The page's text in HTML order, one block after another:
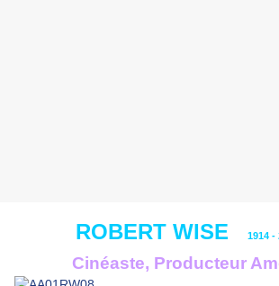
ROBERT WISE 1914 -
Cinéaste, Producteur